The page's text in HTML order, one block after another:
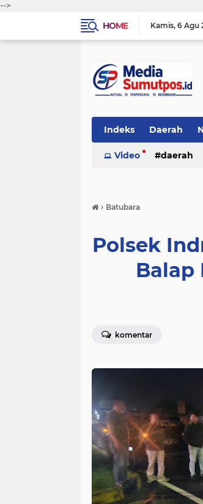
-->
HOME
Kamis 6 Agu
Indeks Daerah
Video daerah
› Batubara
Polsek
Balap
komentar